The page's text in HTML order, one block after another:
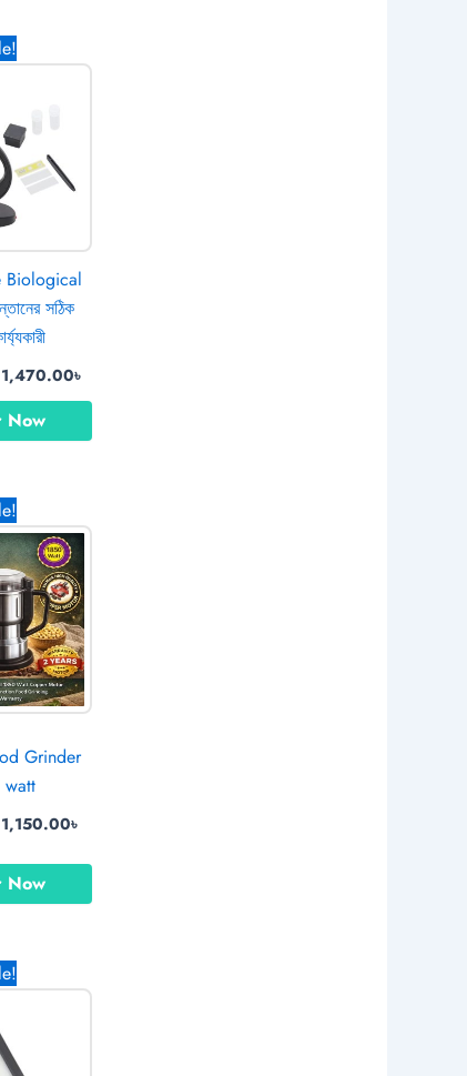
Biological
সঠিক
Original
price
1,470.00৳
price
Now
Grinder
Original
price
was:
1,780.00৳ .
1,150.00৳
price
Now
Original
price
price